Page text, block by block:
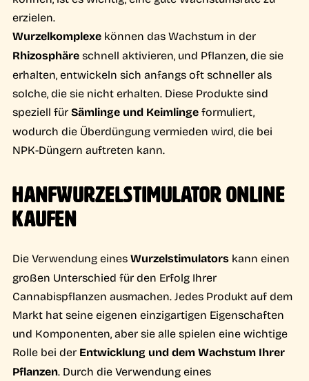
erzielen.
Wurzelkomplexekönnen das Wachstum in der
Rhizosphäreschnell aktivieren, und Pflanzen, die sie
erhalten, entwickeln sich anfangs oft schneller als
solche, die sie nicht erhalten. Diese Produkte sind
speziell fürSämlinge und Keimlingeformuliert,
wodurch die Überdüngung vermieden wird, die bei
NPK-Düngern auftreten kann.
HANFWURZELSTIMULATOR ONLINE
KAUFEN
Die Verwendung einesWurzelstimulatorskann einen
großen Unterschied für den Erfolg Ihrer
Cannabispflanzen ausmachen. Jedes Produkt auf dem
Markt hat seine eigenen einzigartigen Eigenschaften
und Komponenten, aber sie alle spielen eine wichtige
Rolle bei der Entwicklung und dem Wachstum Ihrer
Pflanzen. Durch die Verwendung eines